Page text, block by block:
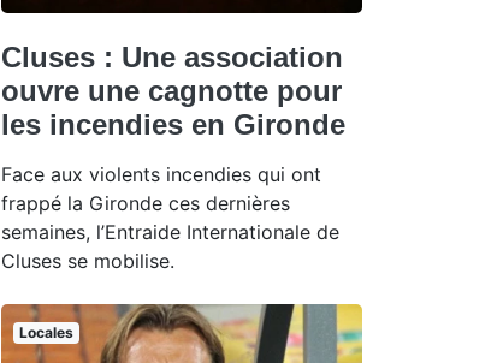
Cluses : Une association
ouvre une cagnotte pour
les incendies en Gironde
Face aux violents incendies qui ont
frappé la Gironde ces dernières
semaines, l’Entraide Internationale de
Cluses se mobilise.
Locales